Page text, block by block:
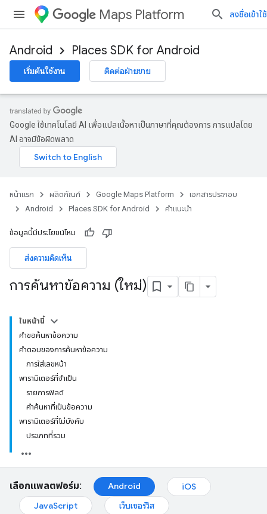
Maps Platform ลงชื่อเข้าใช้
Android Places SDK for Android
เริ่มต้นใช้งาน ติดต่อฝ่ายขาย
Google ใช้เทคโนโลยี AI เพื่อแปลเนื้อหาเป็นภาษาที่คุณต้องการ การแปลโดย
AI อาจมีข้อผิดพลาด
หน้าแรก ผลิตภัณฑ์ Google Maps Platform
เอกสารประกอบ
Android
Places SDK for Android คำแนะนำ
ข้อมูลนี้มีประโยชน์ไหม
ส่งความคิดเห็น
การค้นหาข้อความ (ใหม่)
ในหน้านี้
คำขอค้นหาข้อความ
คำตอบของการค้นหาข้อความ
การใส่เลขหน้า
พารามิเตอร์ที่จำเป็น
รายการฟิลด์
คำค้นหาที่เป็นข้อความ
พารามิเตอร์ที่ไม่บังคับ
ประเภทที่รวม
เลือกแพลตฟอร์ม: Android
iOS
JavaScript
เว็บเซอร์วิส